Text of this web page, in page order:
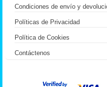
Condiciones de envío y
Políticas de Privacidad
Política de Cookies
Contáctenos